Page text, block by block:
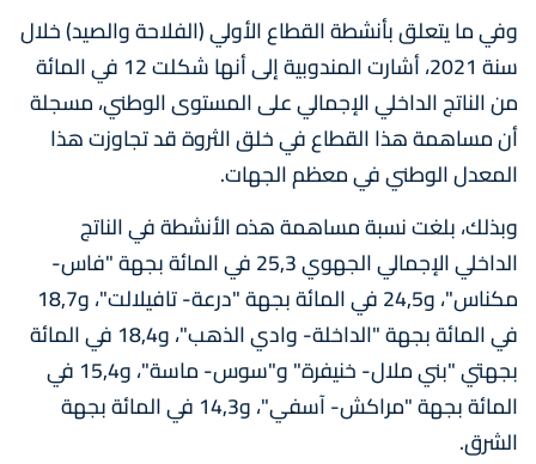
وفي ما يتعلق بأنشطة القطاع الأولي (الفلاحة والصيد) خلال
سنة 2021، أشارت المندوبية إلى أنها شكلت 12 في المائة
من الناتج الداخلي الإجمالي على المستوى الوطني، مسجلة
أن مساهمة هذا القطاع في خلق الثروة قد تجاوزت هذا
المعدل الوطني في معظم الجهات.
وبذلك، بلغت نسبة مساهمة هذه الأنشطة في الناتج
الداخلي الإجمالي الجهوي 25,3 في المائة بجهة "فاس-
مكناس"، و24,5 في المائة بجهة "درعة- تافيلالت"، و18,7
في المائة بجهة "الداخلة- وادي الذهب"، و18,4 في المائة
بجهتي "بني ملال- خنيفرة" و"سوس- ماسة"، و15,4 في
المائة بجهة "مراكش- آسفي"، و14,3 في المائة بجهة
الشرق.